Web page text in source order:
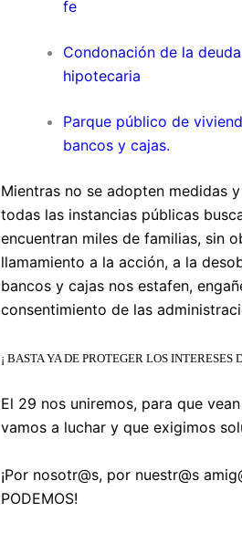
fe
Condonación de la
hipotecaria
Parque público de
bancos y cajas.
Mientras no se adopten medidas
todas las instancias públicas
encuentran miles de familias, sin
llamamiento a la acción, a la
bancos y cajas nos estafen,
consentimiento de las
¡ BASTA YA DE PROTEGER LOS
El 29 nos uniremos, para que
vamos a luchar y que exigimos
¡Por nosotr@s, por nuestr@s
PODEMOS!